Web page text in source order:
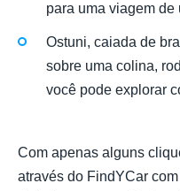
para uma viagem de
Ostuni, caiada de
sobre uma colina,
você pode explorar
Com apenas alguns
através do FindYCar